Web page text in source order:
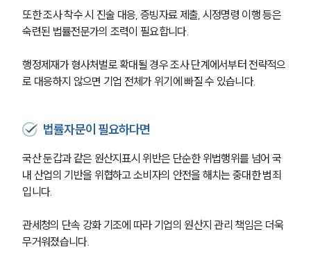
또한 조사 착수 시 진술 대응, 증빙자료 제출, 시정명령 이행 등은
숙련된 법률전문가의 조력이 필요합니다.
행정제재가 형사처벌로 확대될 경우 조사 단계에서부터 전략적으
로 대응하지 않으면 기업 전체가 위기에 빠질 수 있습니다.
법률자문이 필요하다면
국산 둔갑과 같은 원산지표시 위반은 단순한 위법행위를 넘어 국
내 산업의 기반을 위협하고 소비자의 안전을 해치는 중대한 범죄
입니다.
관세청의 단속 강화 기조에 따라 기업의 원산지 관리 책임은 더욱
무거워졌습니다.